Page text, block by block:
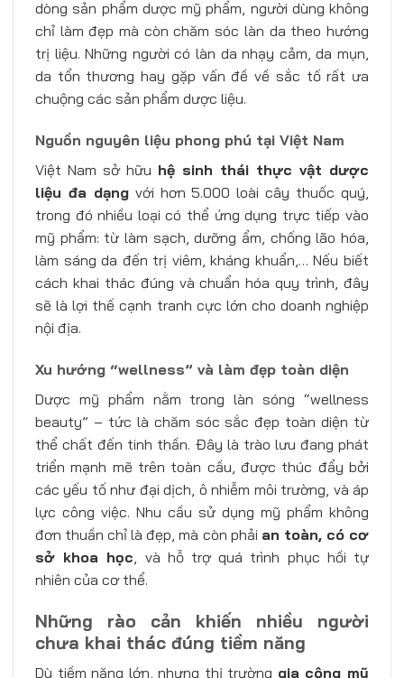
dòng sản phẩm dược mỹ phẩm, người dùng không
chỉ làm đẹp mà còn chăm sóc làn da theo hướng
trị liệu. Những người có làn da nhạy cảm, da mụn,
da tổn thương hay gặp vấn đề về sắc tố rất ưa
chuộng các sản phẩm dược liệu.
Nguồn nguyên liệu phong phú tại Việt Nam
Việt Nam sở hữu hệ sinh thái thực vật dược
liệu đa dạngvới hơn 5.000 loài cây thuốc quý,
trong đó nhiều loại có thể ứng dụng trực tiếp vào
mỹ phẩm: từ làm sạch, dưỡng ẩm, chống lão hóa,
làm sáng da đến trị viêm, kháng khuẩn,… Nếu biết
cách khai thác đúng và chuẩn hóa quy trình, đây
sẽ là lợi thế cạnh tranh cực lớn cho doanh nghiệp
nội địa.
Xu hướng “wellness” và làm đẹp toàn diện
Dược mỹ phẩm nằm trong làn sóng “wellness
beauty” – tức là chăm sóc sắc đẹp toàn diện từ
thể chất đến tinh thần. Đây là trào lưu đang phát
triển mạnh mẽ trên toàn cầu, được thúc đẩy bởi
các yếu tố như đại dịch, ô nhiễm môi trường, và áp
lực công việc. Nhu cầu sử dụng mỹ phẩm không
đơn thuần chỉ là đẹp, mà còn phải an toàn, có cơ
sở khoa học , và hỗ trợ quá trình phục hồi tự
nhiên của cơ thể.
Những rào cản khiến nhiều người
chưa khai thác đúng tiềm năng
Dù tiềm năng lớn, nhưng thị trường gia công mỹ